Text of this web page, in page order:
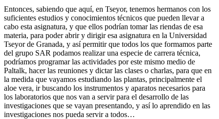
Entonces, sabiendo que aquí, en Tseyor, tenemos hermanos con los
suficientes estudios y conocimientos técnicos que pueden llevar a
cabo esta asignatura, y que ellos podrían tomar las riendas de esa
materia, para poder abrir y dirigir esa asignatura en la Universidad
Tseyor de Granada, y así permitir que todos los que formamos parte
del grupo SAR podamos realizar una especie de carrera técnica,
podríamos programar las actividades por este mismo medio de
Paltalk, hacer las reuniones y dictar las clases o charlas, para que en
la medida que vayamos estudiando las plantas, principalmente el
aloe vera, ir buscando los instrumentos y aparatos necesarios para
los laboratorios que nos van a servir para el desarrollo de las
investigaciones que se vayan presentando, y así lo aprendido en las
investigaciones nos pueda servir a todos…